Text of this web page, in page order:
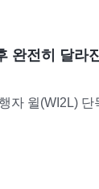
완전히 달라
윌(WI2L) 단
청취율 1위에